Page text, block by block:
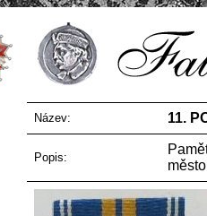
Název: 11.
Popis: